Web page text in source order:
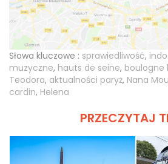
Słowa kluczowe : sprawiedliwość,
muzyczne, hauts de seine, boulogne
Teodora, aktualności paryż, Nana
cardin, Helena
PRZECZYTAJ